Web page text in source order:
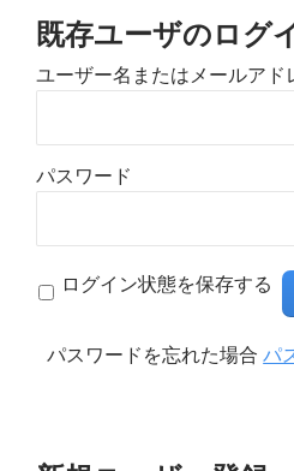
既存ユーザのログ
ユーザー名またはメールアド
パスワード
ログイン状態を保存する
パスワードを忘れた場合パ